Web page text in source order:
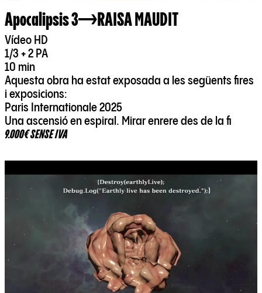
Apocalipsis 3 RAISA MAUDIT
Vídeo HD
1/3 + 2 PA
10 min
Aquesta obra ha estat exposada a les següents fires
i exposicions:
Paris Internationale 2025
Una ascensió en espiral. Mirar enrere des de la fi
9.000€ SENSE IVA